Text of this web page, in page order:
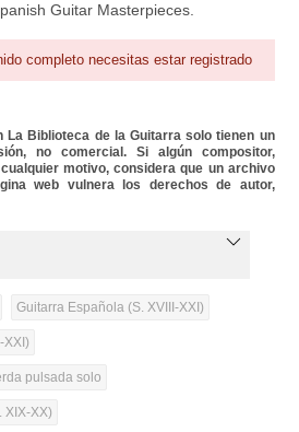
Reproductor
Guitar Masterpieces.
completo necesitas estar registrado
La Biblioteca de la Guitarra solo tienen un
no comercial. Si algún compositor,
motivo, considera que un archivo
web vulnera los derechos de autor,
Guitarra Española (S. XVIII-XXI)
XXI)
pulsada solo
XIX-XX)